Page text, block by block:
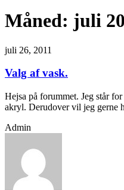
Måned: juli
juli 26, 2011
Valg af vask.
Hejsa på forummet. Jeg står
akryl. Derudover vil jeg
Admin